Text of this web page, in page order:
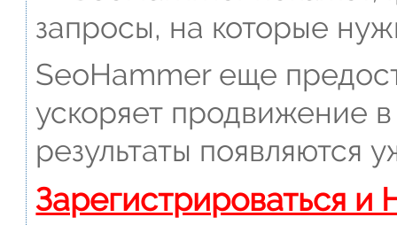
запросы, на которые
SeoHammer еще
ускоряет продвижение
результаты появляются
Зарегистрироваться и